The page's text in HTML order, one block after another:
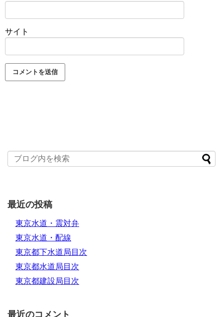
サイト
最近の投稿
東京水道・震対弁
東京水道・配線
東京都下水道局目次
東京都水道局目次
東京都建設局目次
最近のコメント